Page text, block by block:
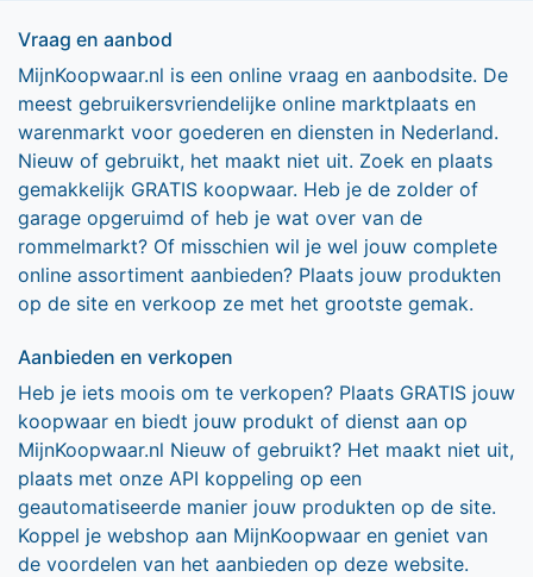
Vraag en aanbod
MijnKoopwaar.nl is een online vraag en aanbodsite. De
meest gebruikersvriendelijke online marktplaats en
warenmarkt voor goederen en diensten in Nederland.
Nieuw of gebruikt, het maakt niet uit. Zoek en plaats
gemakkelijk GRATIS koopwaar. Heb je de zolder of
garage opgeruimd of heb je wat over van de
rommelmarkt? Of misschien wil je wel jouw complete
online assortiment aanbieden? Plaats jouw produkten
op de site en verkoop ze met het grootste gemak.
Aanbieden en verkopen
Heb je iets moois om te verkopen? Plaats GRATIS jouw
koopwaar en biedt jouw produkt of dienst aan op
MijnKoopwaar.nl Nieuw of gebruikt? Het maakt niet uit,
plaats met onze API koppeling op een
geautomatiseerde manier jouw produkten op de site.
Koppel je webshop aan MijnKoopwaar en geniet van
de voordelen van het aanbieden op deze website.